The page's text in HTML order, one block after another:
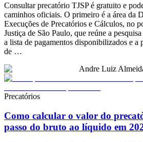
Consultar precatório TJSP é gratuito e
caminhos oficiais. O primeiro é a área da
Execuções de Precatórios e Cálculos, no
Justiça de São Paulo, que reúne a
a lista de pagamentos disponibilizados e a
de …
Andre Luiz
Precatórios
Como calcular o valor do
passo do bruto ao líquido em